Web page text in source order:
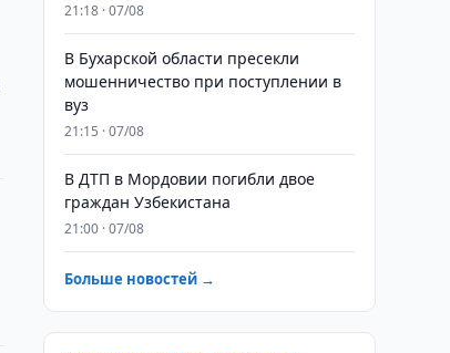
21:18 · 07/08
В Бухарской области пресекли
мошенничество при поступлении в
вуз
21:15 · 07/08
В ДТП в Мордовии погибли двое
граждан Узбекистана
21:00 · 07/08
Больше новостей →